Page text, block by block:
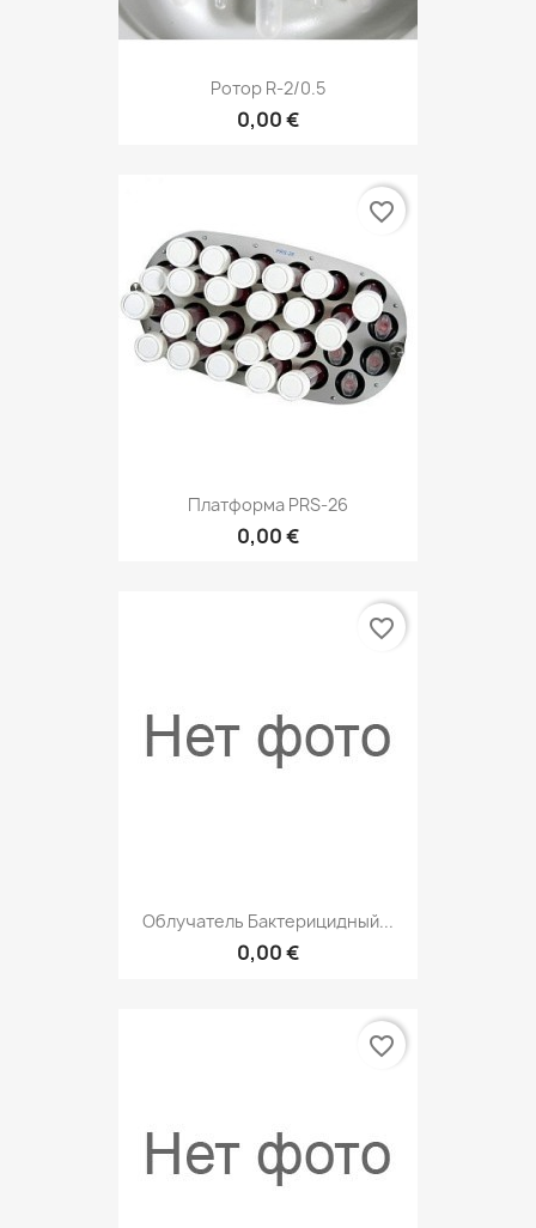
Ротор R-2/0.5
0,00 €
Платформа PRS-26
0,00 €
favorite_border
Облучатель Бактерицидный...
0,00 €
favorite_border
favorite_border